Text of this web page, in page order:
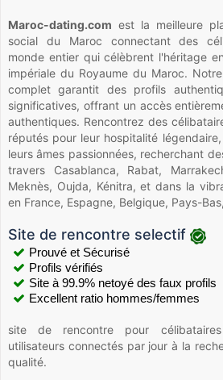
Maroc-dating.com est la meilleure
social du Maroc connectant des
monde entier qui célèbrent l'héritage
impériale du Royaume du Maroc.
complet garantit des profils
significatives, offrant un accès
authentiques. Rencontrez des
réputés pour leur hospitalité
leurs âmes passionnées, recherchant
travers Casablanca, Rabat,
Meknès, Oujda, Kénitra, et dans la
en France, Espagne, Belgique, Pays-
Site de rencontre selectif
Prouvé et Sécurisé
Profils vérifiés
Site à 99.9% netoyé des faux profils
Excellent ratio hommes/femmes
site de rencontre pour
utilisateurs connectés par jour à la
qualité.